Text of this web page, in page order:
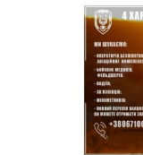
14:37
21 лип
11:28